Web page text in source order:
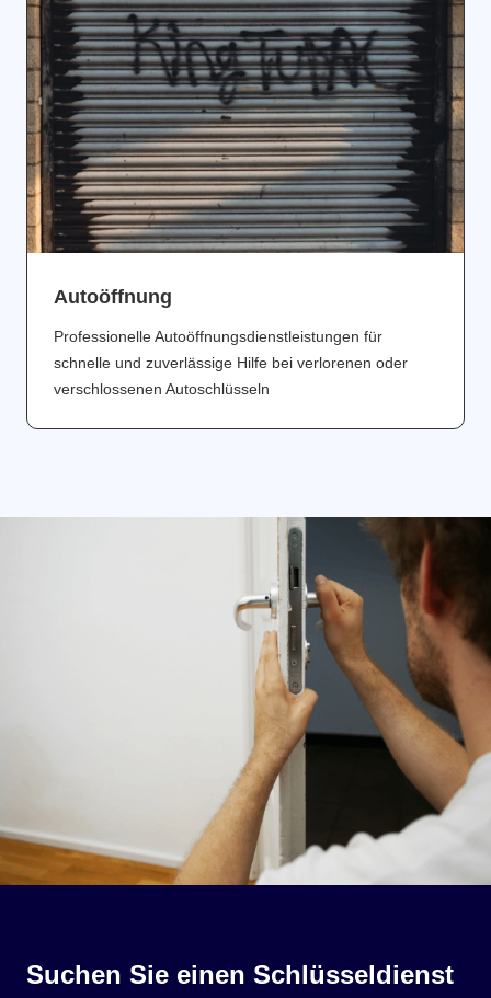
Аutoöffnung
Professionelle Autoöffnungsdienstleistungen für
schnelle und zuverlässige Hilfe bei verlorenen oder
verschlossenen Autoschlüsseln
Suchen Sie einen Schlüsseldienst